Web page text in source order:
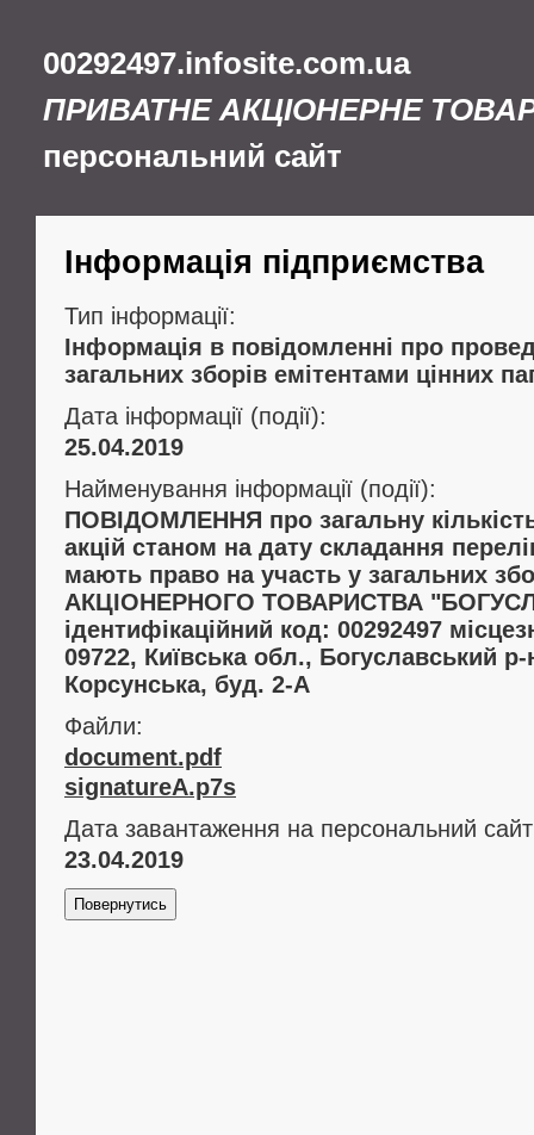
00292497.infosite.com.ua
ПРИВАТНЕ АКЦІОНЕРНЕ
персональний сайт
Інформація підприємства
Тип інформації:
Інформація в повідомленні про
загальних зборів емітентами цінних
Дата інформації (події):
25.04.2019
Найменування інформації (події):
ПОВІДОМЛЕННЯ про загальну
акцій станом на дату складання
мають право на участь у загальних
АКЦІОНЕРНОГО ТОВАРИСТВА
ідентифікаційний код: 00292497
09722, Київська обл., Богуславський р-
Корсунська, буд. 2-А
Файли:
document.pdf
signatureA.p7s
Дата завантаження на персональний
23.04.2019
Повернутись